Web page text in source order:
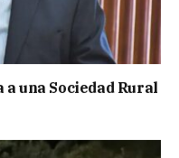
una Sociedad Rural